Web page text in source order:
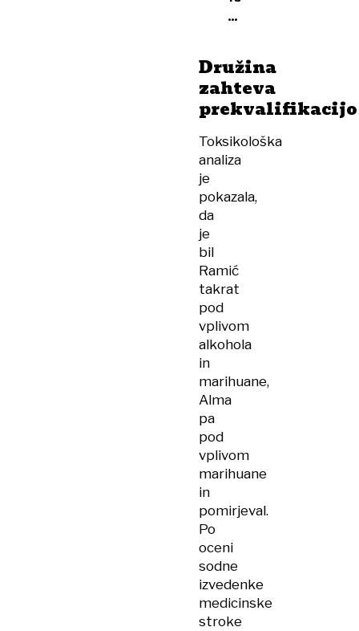
letnega
potem
pa
pobegnil
Družina
zahteva
prekvalifikacijo
Toksikološka
analiza
je
pokazala,
da
je
bil
Ramić
takrat
pod
vplivom
alkohola
in
marihuane,
Alma
pa
pod
vplivom
marihuane
in
pomirjeval.
Po
oceni
sodne
izvedenke
medicinske
stroke